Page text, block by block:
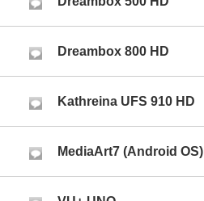
Dreambox 800 HD
Kathreina UFS 910 HD
MediaArt7 (Android OS)